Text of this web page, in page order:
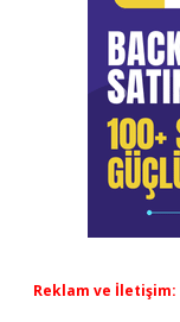
Reklam ve İletişim: